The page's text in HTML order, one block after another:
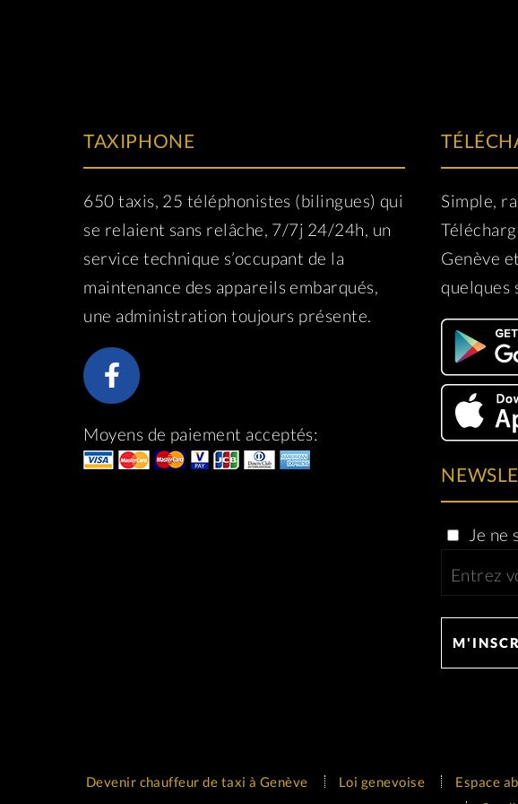
TAXIPHONE
650 taxis, 25 téléphonistes (bilingues) qui
se relaient sans relâche, 7/7j 24/24h, un
service technique s’occupant de la
maintenance des appareils embarqués,
une administration toujours présente.
Moyens de paiement acceptés:
Simple,
Genève
quelques
Je ne
Devenir chauffeur de taxi à Genève Loi genevoise Espace